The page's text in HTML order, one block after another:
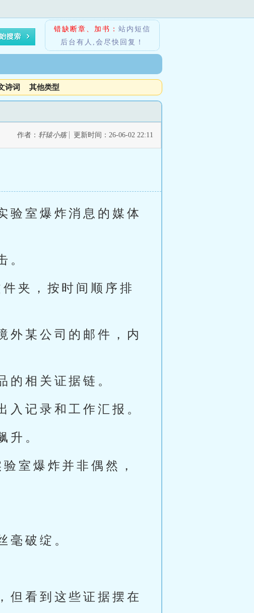
错缺断章、加书： 站内短信
后台有人,会尽快回复！
诗词 其他类型
作者： 轩辕小殇 更新时间：26-06-02 22:11
验室爆炸消息的媒体
。
夹，按时间顺序排
外某公司的邮件，内
的相关证据链。
入记录和工作汇报。
升。
室爆炸并非偶然，
毫破绽。
但看到这些证据摆在